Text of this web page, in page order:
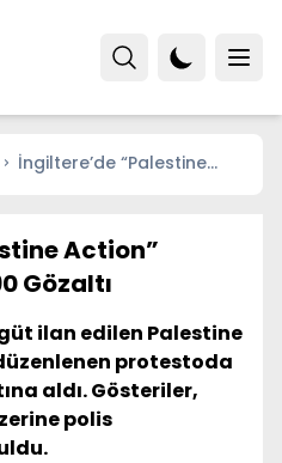
İngiltere’de “Palestine
Action”
Gözaltı
ilan edilen Palestine
protestoda
aldı. Gösteriler,
polis